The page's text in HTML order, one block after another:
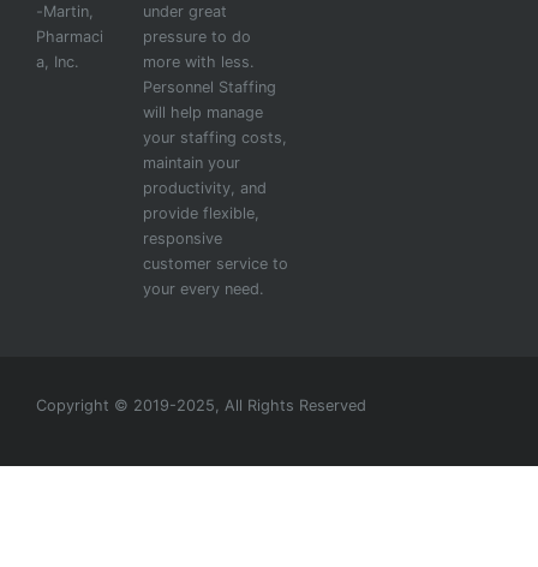
-Martin,
Pharmaci
a, Inc.
under great
pressure to do
more with less.
Personnel Staffing
will help manage
your staffing costs,
maintain your
productivity, and
provide flexible,
responsive
customer service to
your every need.
Copyright © 2019-2025, All Rights Reserved